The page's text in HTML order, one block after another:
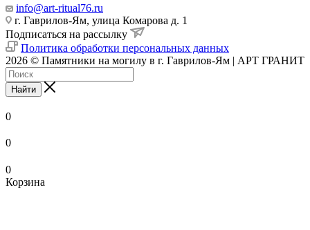
info@art-ritual76.ru
г. Гаврилов-Ям, улица Комарова д. 1
Подписаться на рассылку
Политика обработки персональных данных
2026 © Памятники на могилу в г. Гаврилов-Ям | АРТ ГРАНИТ
Найти
0
0
0
Корзина